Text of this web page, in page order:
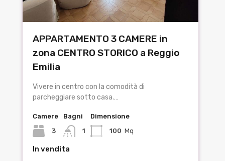
APPARTAMENTO 3 CAMERE in
zona CENTRO STORICO a Reggio
Emilia
Vivere in centro con la comodità di
parcheggiare sotto casa.…
Camere
3
Bagni
1
Dimensione
100 Mq
In vendita